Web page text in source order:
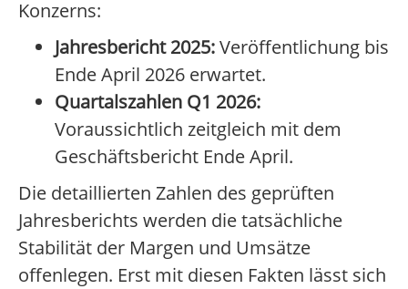
Konzerns:
Jahresbericht 2025:Veröffentlichung bis
Ende April 2026 erwartet.
Quartalszahlen Q1 2026:
Voraussichtlich zeitgleich mit dem
Geschäftsbericht Ende April.
Die detaillierten Zahlen des geprüften
Jahresberichts werden die tatsächliche
Stabilität der Margen und Umsätze
offenlegen. Erst mit diesen Fakten lässt sich